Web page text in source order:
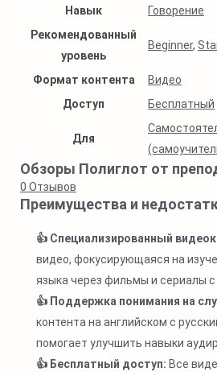
Навык
Говорение
Рекомендованный
уровень
Beginner,
Формат контента
Видео
Доступ
Бесплатный
Для
Обзоры Полиглот от
0 Отзывов
Преимущества и
👍 Специализированный
видео, фокусирующаяся на
языка через фильмы и сериалы с
👍 Поддержка понимания на
контента на английском с
помогает улучшить навыки
👍 Бесплатный доступ: Все